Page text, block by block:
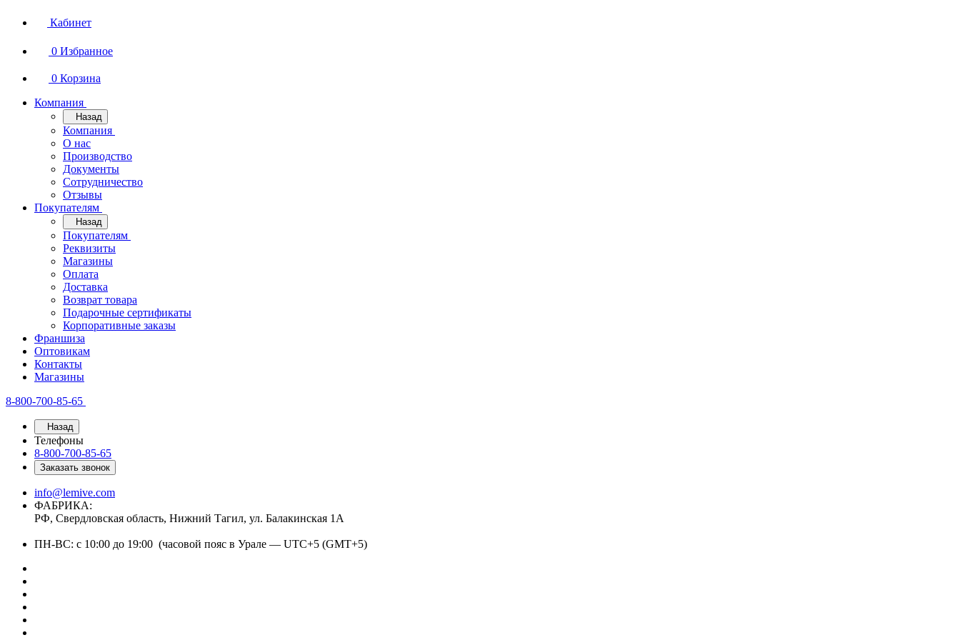
Кабинет
0 Избранное
0 Корзина
Компания
Назад
Компания
О нас
Производство
Документы
Сотрудничество
Отзывы
Покупателям
Назад
Покупателям
Реквизиты
Магазины
Оплата
Доставка
Возврат товара
Подарочные сертификаты
Корпоративные заказы
Франшиза
Оптовикам
Контакты
Магазины
8-800-700-85-65
Назад
Телефоны
8-800-700-85-65
Заказать звонок
info@lemive.com
ФАБРИКА:
РФ, Свердловская область, Нижний Тагил, ул. Балакинская 1А
ПН-ВС: с 10:00 до 19:00 (часовой пояс в Урале — UTC+5 (GMT+5)